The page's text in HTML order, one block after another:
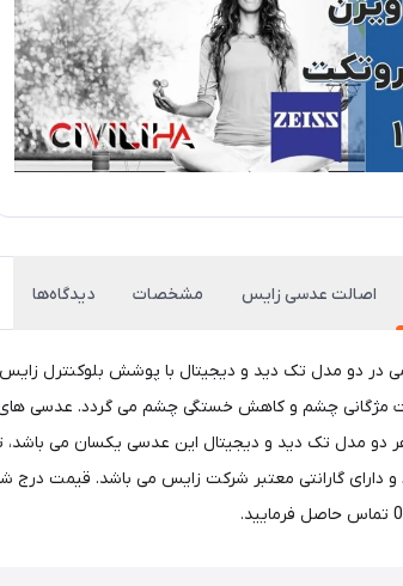
اصالت عدسی زایس مشخصات دیدگاه‌ها
در دو مدل تک دید و دیجیتال با پوشش بلوکنترل
دو مدل تک دید و دیجیتال این عدسی یکسان می باشد،